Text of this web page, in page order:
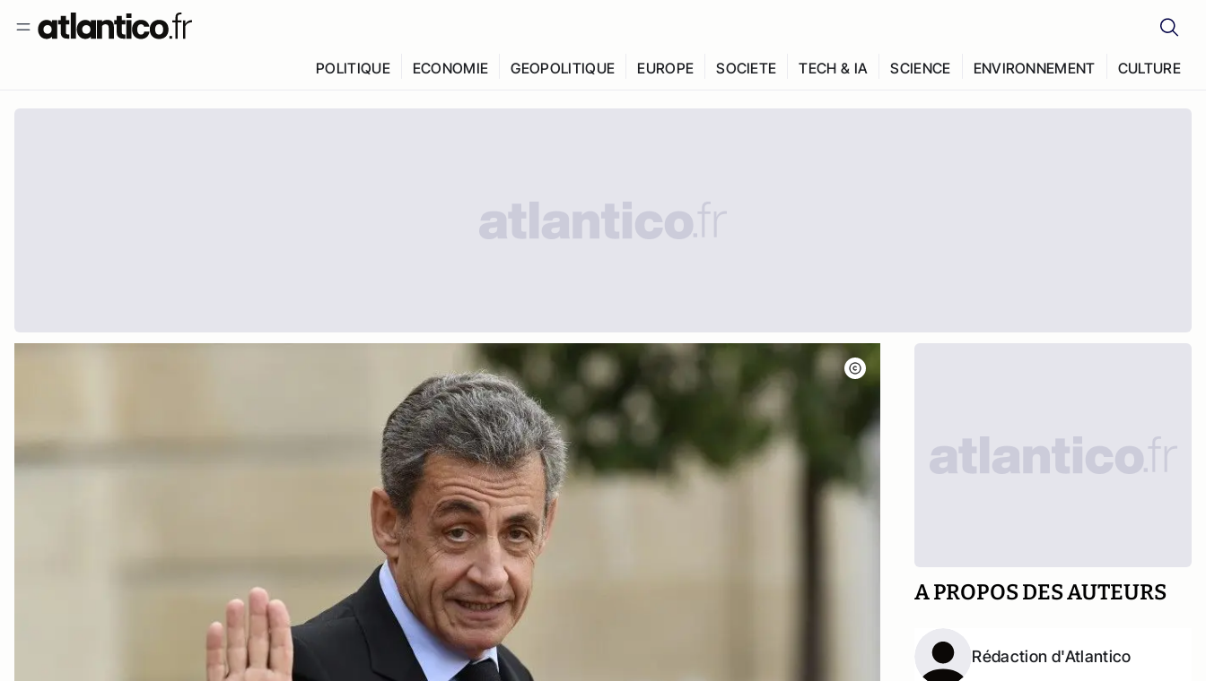
POLITIQUE ECONOMIE GEOPOLITIQUE EUROPE SOCIETE TECH & IA SCIENCE ENVIRONNEMENT CULTURE
A PROPOS DES AUTEURS
Rédaction d'Atlantico